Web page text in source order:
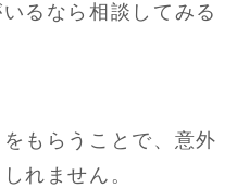
るなら相談してみる
もらうことで、意外
れません。